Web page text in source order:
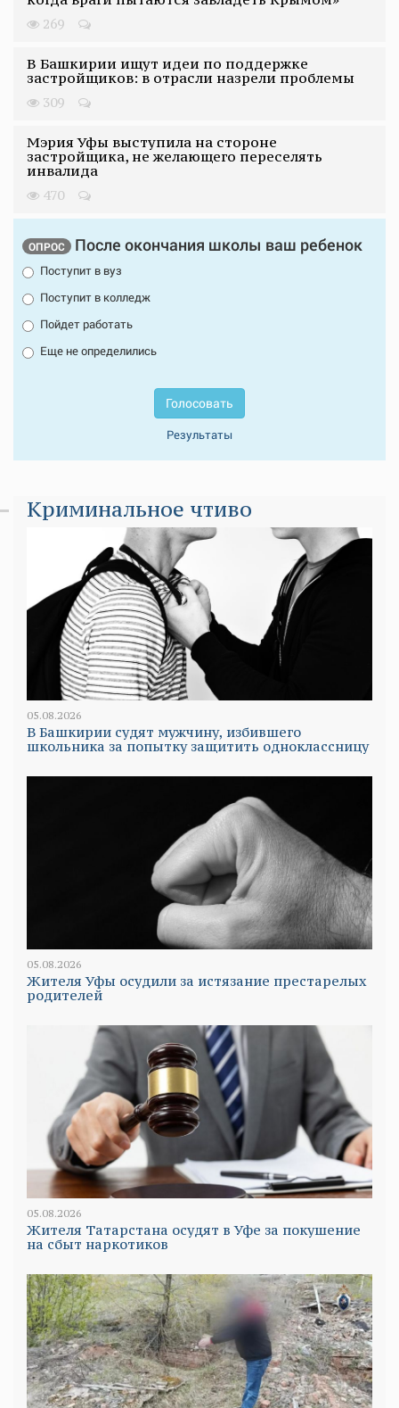
269
В Башкирии ищут идеи по поддержке
застройщиков: в отрасли назрели проблемы
309
Мэрия Уфы выступила на стороне
застройщика, не желающего переселять
инвалида
470
ОПРОС После окончания школы ваш ребенок
Поступит в вуз
Поступит в колледж
Пойдет работать
Еще не определились
Голосовать
Результаты
Криминальное чтиво
05.08.2026
В Башкирии судят мужчину, избившего
школьника за попытку защитить одноклассницу
05.08.2026
Жителя Уфы осудили за истязание престарелых
родителей
05.08.2026
Жителя Татарстана осудят в Уфе за покушение
на сбыт наркотиков